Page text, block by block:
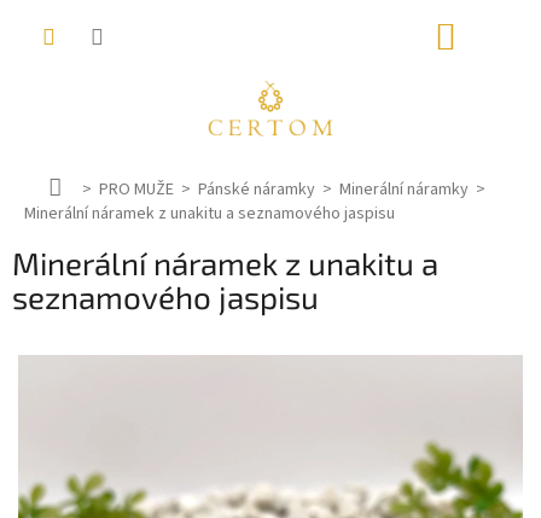
D
o
ů
PRO MUŽE Pánské náramky
Minerální náramky
Minerální náramek z unakitu a seznamového jaspisu
Minerální náramek z unakitu a
seznamového jaspisu